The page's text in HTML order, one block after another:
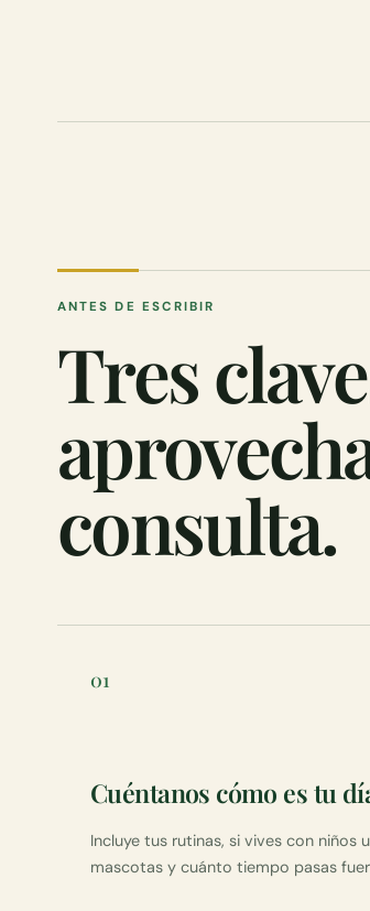
ANTES DE ESCRIBIR
Tres
consulta.
01
Cuéntanos cómo es tu
Incluye tus rutinas, si vives con niños
mascotas y cuánto tiempo pasas